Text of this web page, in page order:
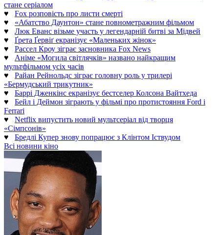
стане серіалом
♥ Fox розповість про листи смерті
♥ «Абатство Даунтон» стане повнометражним фільмом
♥ Люк Еванс візьме участь у легендарній битві за Мідвей
♥ Ґрета Ґервіґ екранізує «Маленьких жінок»
♥ Рассел Кроу зіграє засновника Fox News
♥ Аніме «Могила світлячків» названо найкращим
мультфільмом усіх часів
♥ Райан Рейнольдс зіграє головну роль у трилері
«Бермудський трикутник»
♥ Баррі Дженкінс екранізує бестселер Колсона Вайтхеда
♥ Бейл і Деймон зіграють у фільмі про протистояння Ford і
Ferrari
♥ Netflix випустить новий мультсеріал від творця
«Сімпсонів»
♥ Бредлі Купер знову попрацює з Клінтом Іствудом
Всі новини кіно